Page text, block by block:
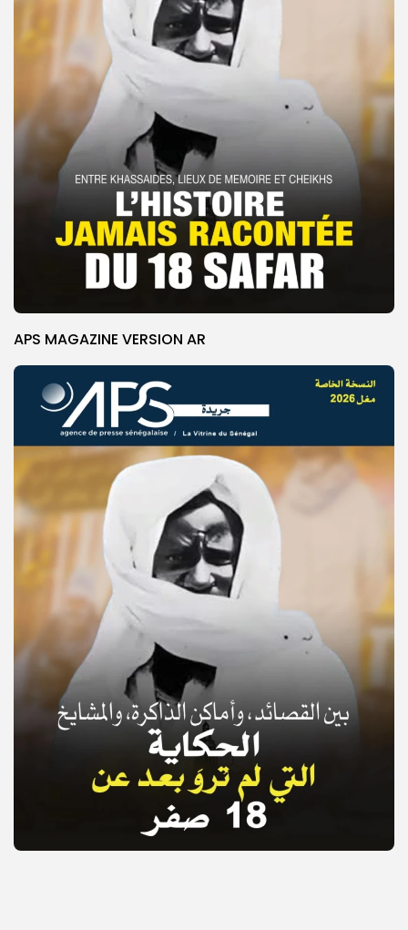
© Copyright 2025, APS
APS MAGAZINE VERSION AR